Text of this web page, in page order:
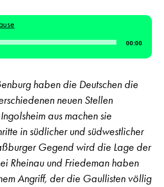
00:00
haben die Deutschen die
neuen Stellen
aus machen sie
in südlicher und südwestlicher
Gegend wird die Lage der
Rheinau und Friedeman haben
Angriff, der die Gaullisten völlig